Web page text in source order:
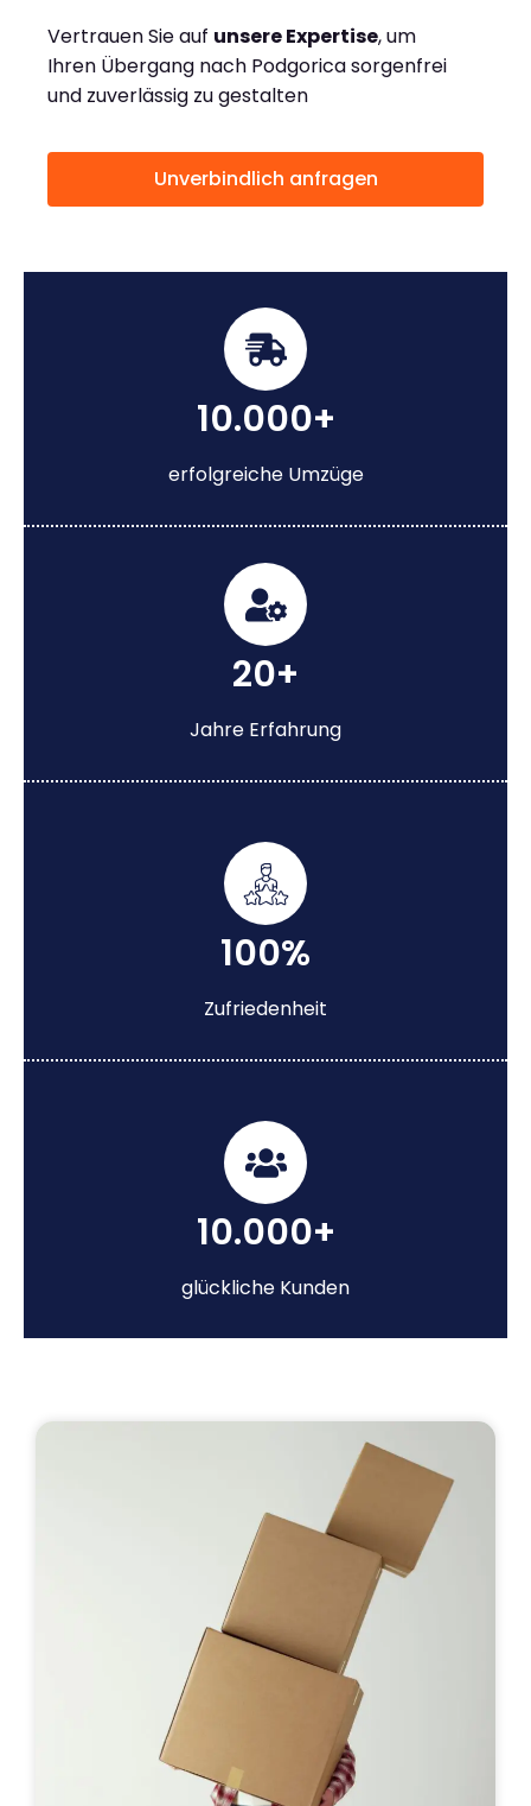
Vertrauen Sie auf unsere Expertise, um
Ihren Übergang nach Podgorica sorgenfrei
und zuverlässig zu gestalten
Unverbindlich anfragen
10.000+
erfolgreiche Umzüge
20+
Jahre Erfahrung
100%
Zufriedenheit
10.000+
glückliche Kunden